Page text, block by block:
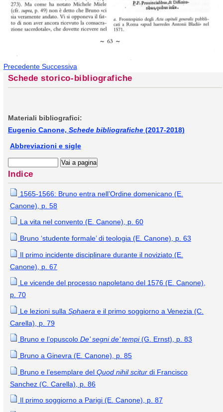
Precedente Successiva
Schede storico-bibliografiche
Materiali bibliografici:
Eugenio Canone, Schede bibliografiche(2017-2018)
Abbreviazioni e sigle
Indice
1565-1566: Bruno entra nell’Ordine domenicano (E.
Canone), p. 58
La vita nel convento (E. Canone), p. 60
Bruno ‘studente formale’ di teologia (E. Canone), p. 63
Il primo incidente disciplinare durante il noviziato (E.
Canone), p. 67
Le vicende del processo napoletano del 1576 (E. Canone),
p. 70
Le lezioni sulla Sphaera e il primo soggiorno a Venezia (C.
Carella), p. 79
Bruno e l’opuscolo De’ segni de’ tempi(G. Ernst), p. 83
Bruno a Ginevra (E. Canone) p. 85
Bruno e l’esemplare del Quod nihil sciturdi Francisco
Sanchez (C. Carella), p. 86
Il primo soggiorno a Parigi (E. Canone), p. 87